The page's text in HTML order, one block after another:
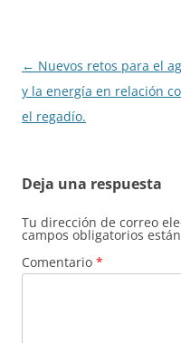
Navegación
de
entradas
← Nuevos retos para el
y la energía en relación
el regadío.
Deja una respuesta
Tu dirección de correo
campos obligatorios
Comentario *